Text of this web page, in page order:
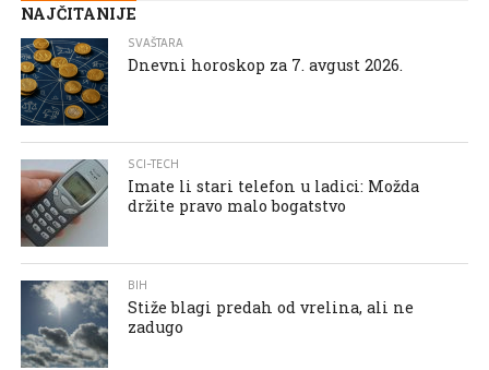
NAJČITANIJE
SVAŠTARA
Dnevni horoskop za 7. avgust 2026.
SCI-TECH
Imate li stari telefon u ladici: Možda
držite pravo malo bogatstvo
BIH
Stiže blagi predah od vrelina, ali ne
zadugo